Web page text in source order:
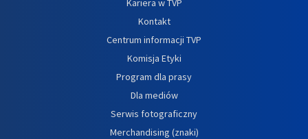
Kariera w TVP
Kontakt
Centrum informacji TVP
Komisja Etyki
Program dla prasy
Dla mediów
Serwis fotograficzny
Merchandising (znaki)